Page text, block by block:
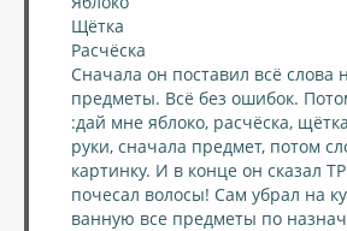
Щётка
Расчёска
Сначала он поставил всё слова
предметы. Всё без ошибок.
:дай мне яблоко, расчёска,
руки, сначала предмет, потом
картинку. И в конце он сказал
почесал волосы! Сам убрал на
ванную все предметы по